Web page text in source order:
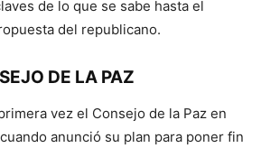
de lo que se sabe hasta el
del republicano.
DE LA PAZ
vez el Consejo de la Paz en
anunció su plan para poner fin